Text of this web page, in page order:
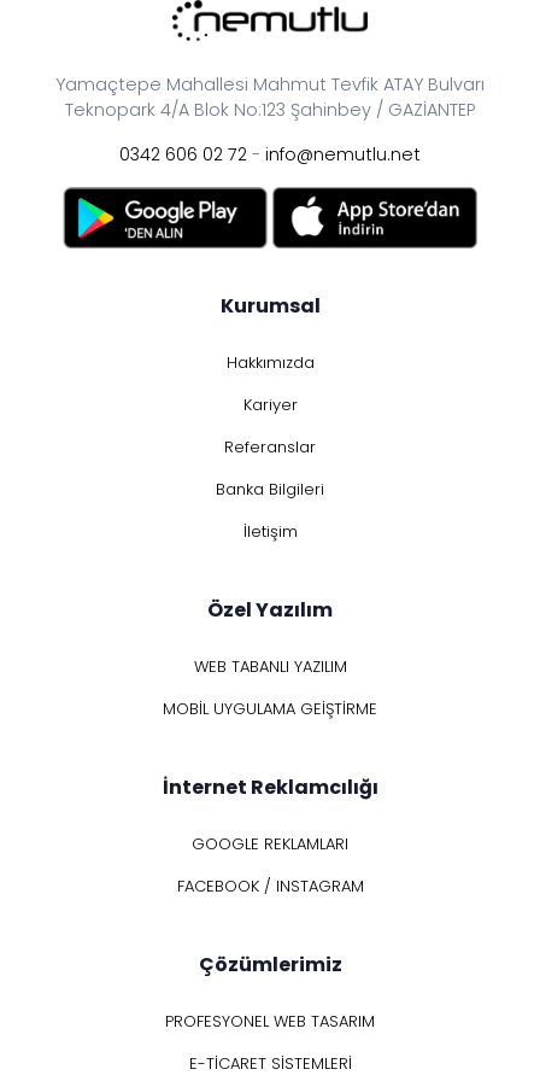
Yamaçtepe Mahallesi Mahmut Tevfik ATAY Bulvarı
Teknopark 4/A Blok No:123 Şahinbey / GAZİANTEP
0342 606 02 72 - info@nemutlu.net
Kurumsal
Hakkımızda
Kariyer
Referanslar
Banka Bilgileri
İletişim
Özel Yazılım
WEB TABANLI YAZILIM
MOBİL UYGULAMA GEİŞTİRME
İnternet Reklamcılığı
GOOGLE REKLAMLARI
FACEBOOK / INSTAGRAM
Çözümlerimiz
PROFESYONEL WEB TASARIM
E-TİCARET SİSTEMLERİ